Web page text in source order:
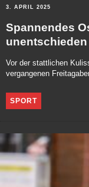
3. APRIL 2025
Spannendes
unentschieden
Vor der stattlichen
vergangenen
SPORT